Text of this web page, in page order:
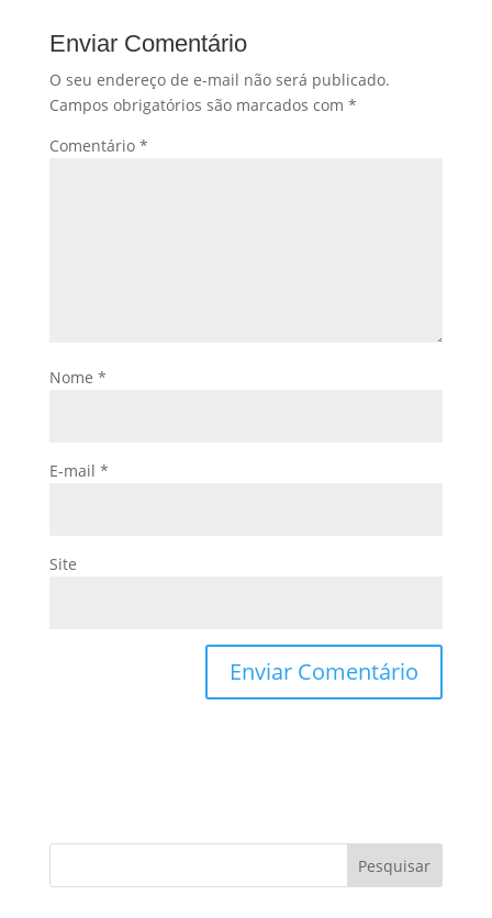
Enviar Comentário
O seu endereço de e-mail não será publicado.
Campos obrigatórios são marcados com *
Comentário *
Nome *
E-mail *
Site